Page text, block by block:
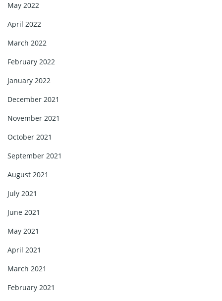
May 2022
April 2022
March 2022
February 2022
January 2022
December 2021
November 2021
October 2021
September 2021
August 2021
July 2021
June 2021
May 2021
April 2021
March 2021
February 2021